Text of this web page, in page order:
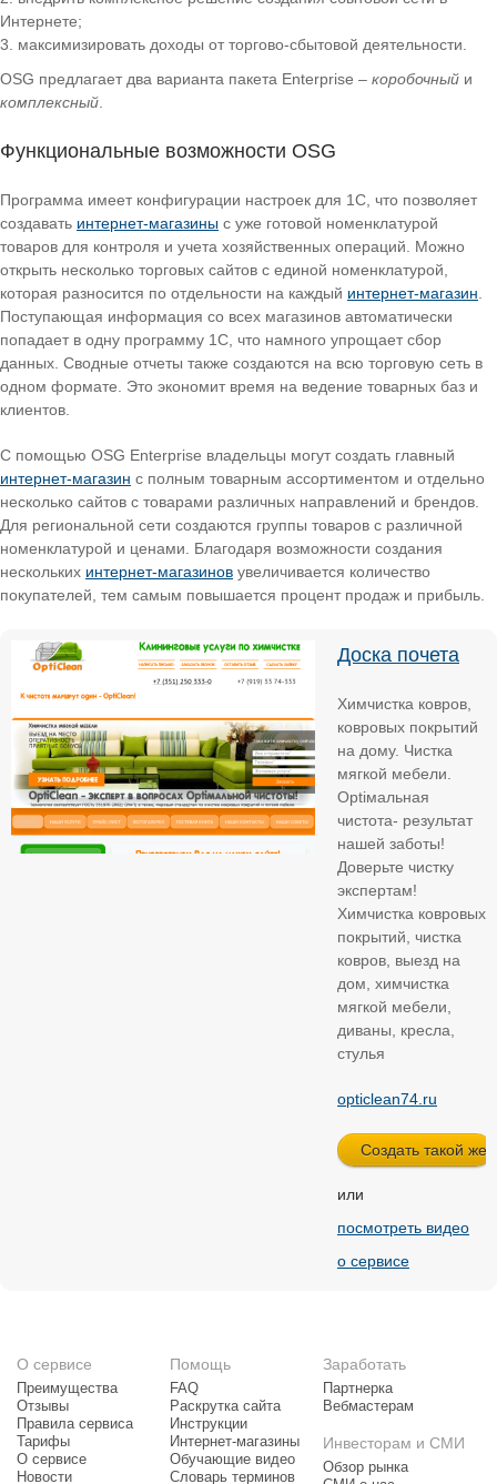
Интернете;
максимизировать доходы от торгово-сбытовой деятельности.
OSG предлагает два варианта пакета Enterprise – коробочный и
комплексный.
Функциональные возможности OSG
Программа имеет конфигурации настроек для 1С, что позволяет
создавать интернет-магазины с уже готовой номенклатурой
товаров для контроля и учета хозяйственных операций. Можно
открыть несколько торговых сайтов с единой номенклатурой,
которая разносится по отдельности на каждый интернет-магазин.
Поступающая информация со всех магазинов автоматически
попадает в одну программу 1С, что намного упрощает сбор
данных. Сводные отчеты также создаются на всю торговую сеть в
одном формате. Это экономит время на ведение товарных баз и
клиентов.
С помощью OSG Enterprise владельцы могут создать главный
интернет-магазин с полным товарным ассортиментом и отдельно
несколько сайтов с товарами различных направлений и брендов.
Для региональной сети создаются группы товаров с различной
номенклатурой и ценами. Благодаря возможности создания
нескольких интернет-магазинов увеличивается количество
покупателей, тем самым повышается процент продаж и прибыль.
Доска почета
Химчистка ковров,
ковровых покрытий
на дому. Чистка
мягкой мебели.
Optiмальная
чистота- результат
нашей заботы!
Доверьте чистку
экспертам!
Химчистка ковровых
покрытий, чистка
ковров, выезд на
дом, химчистка
мягкой мебели,
диваны, кресла,
стулья
opticlean74.ru
или
посмотреть видео
о сервисе
О сервисе
Преимущества
Отзывы
Правила сервиса
Тарифы
О сервисе
Новости
Помощь
FAQ
Раскрутка сайта
Инструкции
Интернет-магазины
Обучающие видео
Словарь терминов
Заработать
Партнерка
Вебмастерам
Инвесторам и СМИ
Обзор рынка